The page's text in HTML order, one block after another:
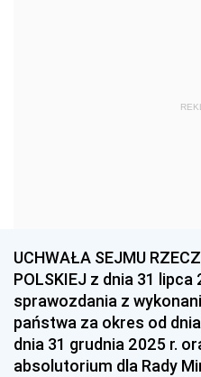
1959
1939 1938
1936 1930
UCHWAŁA SEJMU
POLSKIEJ z dnia 31
sprawozdania z
państwa za okres od
dnia 31 grudnia 2025 r.
absolutorium dla Rady